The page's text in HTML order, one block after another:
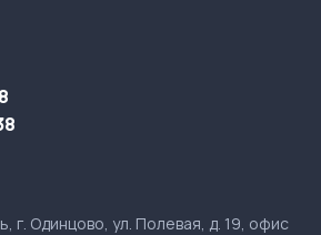
г. Одинцово, ул. Полевая, д. 19, офис